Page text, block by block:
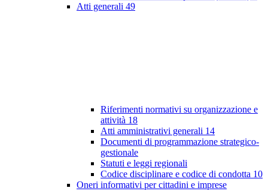
Atti generali 49
Riferimenti normativi su organizzazione e
attività 18
Atti amministrativi generali 14
Documenti di programmazione strategico-
gestionale
Statuti e leggi regionali
Codice disciplinare e codice di condotta 10
Oneri informativi per cittadini e imprese